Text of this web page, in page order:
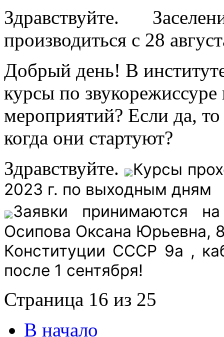
Здравствуйте.
производиться с 28
Добрый день! В
курсы по
мероприятий? Если да,
когда они стартуют?
Здравствуйте.
Курсы
2023 г. по выходным дням
Заявки принимаются
Осипова Оксана Юрьевна,
Конституции СССР 9а ,
после 1 сентября!
Страница 16 из 25
В начало